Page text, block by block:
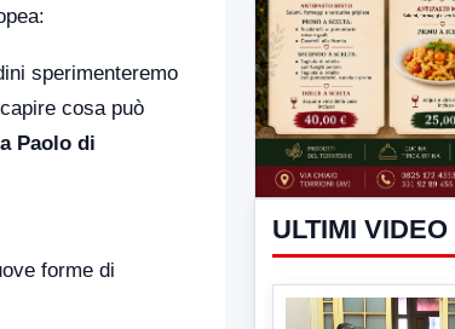
sperimenteremo
cosa può
Paolo di
forme di
ULTIMI VIDEO